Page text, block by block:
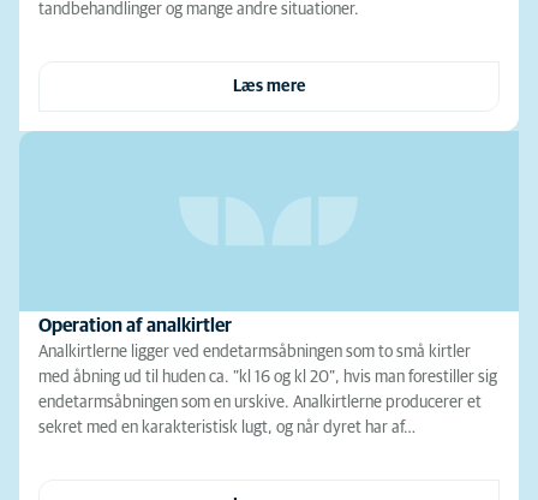
tandbehandlinger og mange andre situationer.
Læs mere
Operation af analkirtler
Analkirtlerne ligger ved endetarmsåbningen som to små kirtler
med åbning ud til huden ca. ”kl 16 og kl 20”, hvis man forestiller sig
endetarmsåbningen som en urskive. Analkirtlerne producerer et
sekret med en karakteristisk lugt, og når dyret har af…